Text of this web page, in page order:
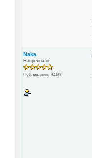
Naka
Напреднали
Публикации: 3469